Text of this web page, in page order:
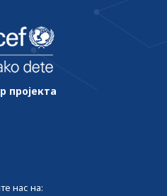
пројекта
нас на: